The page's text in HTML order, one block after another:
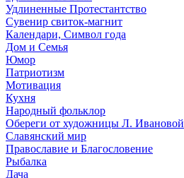
Удлиненные Протестантство
Сувенир свиток-магнит
Календари, Символ года
Дом и Семья
Юмор
Патриотизм
Мотивация
Кухня
Народный фольклор
Обереги от художницы Л. Ивановой
Славянский мир
Православие и Благословение
Рыбалка
Дача